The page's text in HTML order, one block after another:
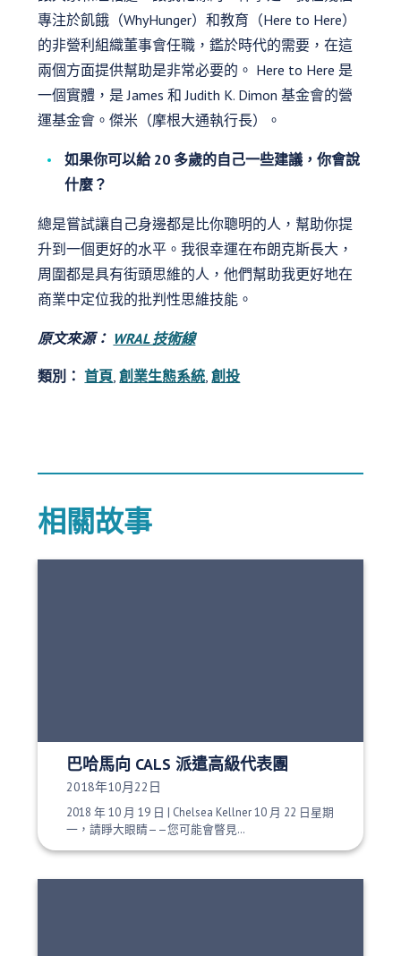
專注於飢餓（WhyHunger）和教育（Here to Here）
的非營利組織董事會任職，鑑於時代的需要，在這
兩個方面提供幫助是非常必要的。 Here to Here 是
一個實體，是 James 和 Judith K. Dimon 基金會的營
運基金會。傑米（摩根大通執行長）。
如果你可以給 20 多歲的自己一些建議，你會說
什麼？
總是嘗試讓自己身邊都是比你聰明的人，幫助你提
升到一個更好的水平。我很幸運在布朗克斯長大，
周圍都是具有街頭思維的人，他們幫助我更好地在
商業中定位我的批判性思維技能。
原文來源： WRAL 技術線
類別： 首頁 ,創業生態系統 ,創投
相關故事
巴哈馬向 CALS 派遣高級代表團
發布日期：
2018年10月22日
2018 年 10 月 19 日 | Chelsea Kellner 10 月 22 日星期
一，請睜大眼睛——您可能會瞥見…